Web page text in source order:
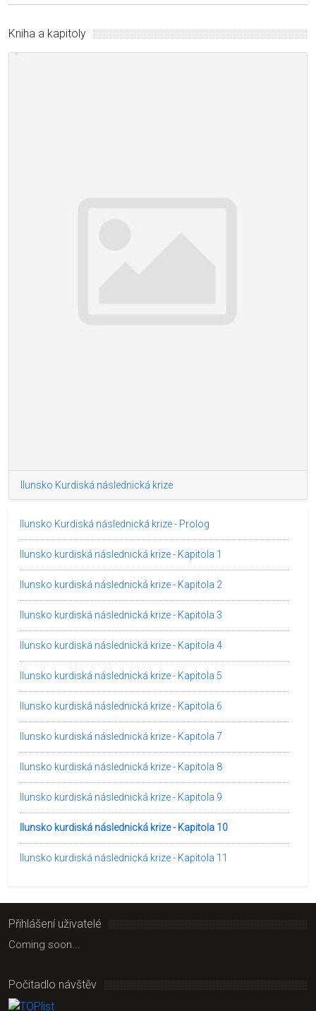
Kniha a kapitoly
Ilunsko Kurdiská následnická krize
Ilunsko Kurdiská následnická krize - Prolog
Ilunsko kurdiská následnická krize - Kapitola 1
Ilunsko kurdiská následnická krize - Kapitola 2
Ilunsko kurdiská následnická krize - Kapitola 3
Ilunsko kurdiská následnická krize - Kapitola 4
Ilunsko kurdiská následnická krize - Kapitola 5
Ilunsko kurdiská následnická krize - Kapitola 6
Ilunsko kurdiská následnická krize - Kapitola 7
Ilunsko kurdiská následnická krize - Kapitola 8
Ilunsko kurdiská následnická krize - Kapitola 9
Ilunsko kurdiská následnická krize - Kapitola 10
Ilunsko kurdiská následnická krize - Kapitola 11
Přihlášení uživatelé
Coming soon...
Počitadlo návštěv